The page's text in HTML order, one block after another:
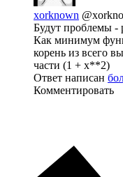
xorknown
Будут проблемы -
Как минимум
корень из всего
части (1 + x**2)
Ответ написан
Комментировать